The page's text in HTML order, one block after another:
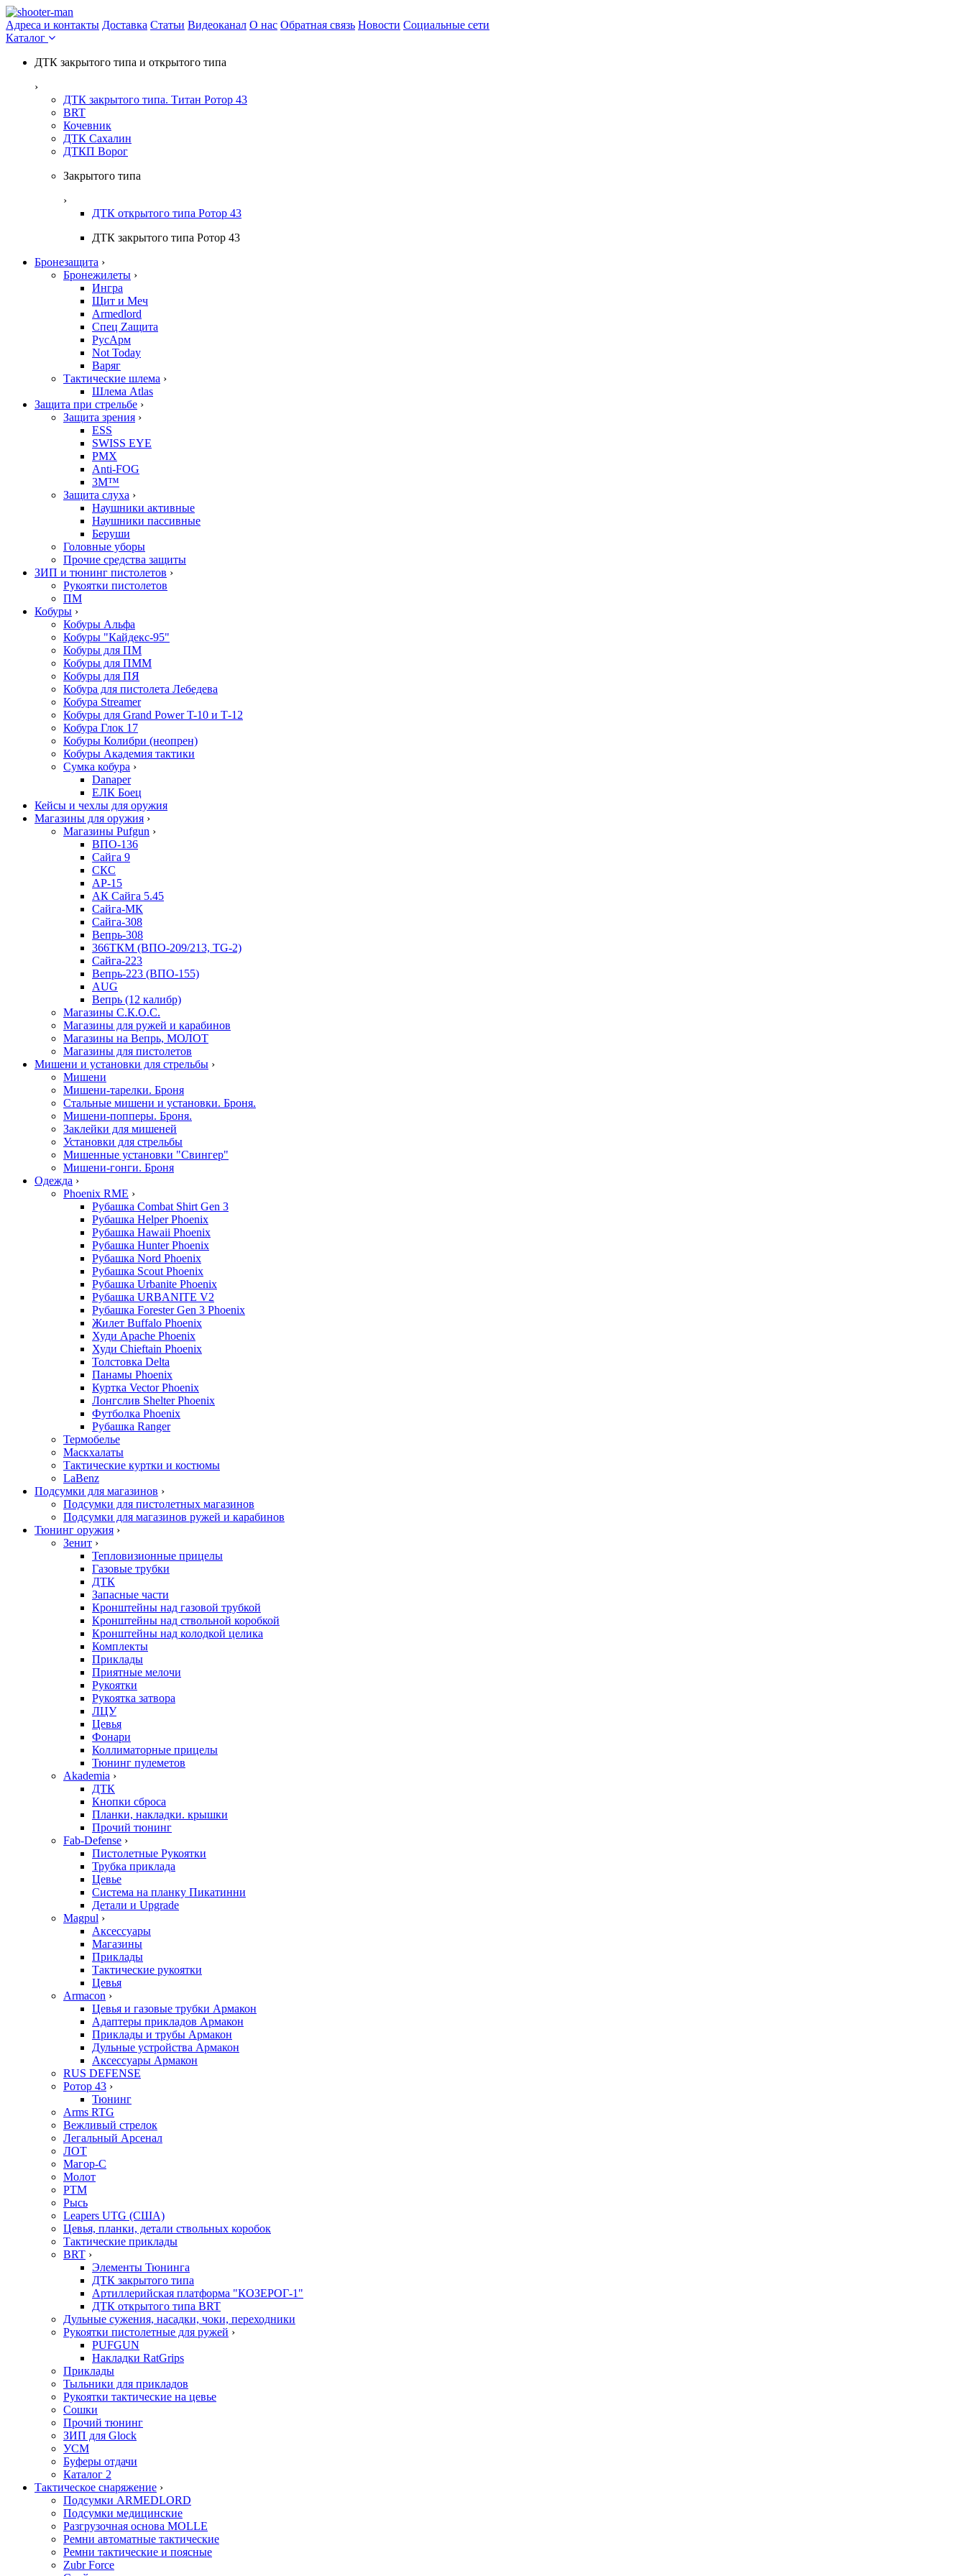
Адреса и контакты Доставка Статьи Видеоканал О нас Обратная связь Новости Социальные сети
Каталог
ДТК закрытого типа и открытого типа
›
ДТК закрытого типа. Титан Ротор 43
BRT
Кочевник
ДТК Сахалин
ДТКП Ворог
Закрытого типа
›
ДТК открытого типа Ротор 43
ДТК закрытого типа Ротор 43
Бронезащита ›
Бронежилеты ›
Ингра
Щит и Меч
Armedlord
Спец Zащита
РусАрм
Not Today
Варяг
Тактические шлема ›
Шлема Atlas
Защита при стрельбе ›
Защита зрения ›
ESS
SWISS EYE
PMX
Anti-FOG
3M™
Защита слуха ›
Наушники активные
Наушники пассивные
Беруши
Головные уборы
Прочие средства защиты
ЗИП и тюнинг пистолетов ›
Рукоятки пистолетов
ПМ
Кобуры ›
Кобуры Альфа
Кобуры "Кайдекс-95"
Кобуры для ПМ
Кобуры для ПММ
Кобуры для ПЯ
Кобура для пистолета Лебедева
Кобура Streamer
Кобуры для Grand Power T-10 и Т-12
Кобура Глок 17
Кобуры Колибри (неопрен)
Кобуры Академия тактики
Сумка кобура ›
Danaper
ЕЛК Боец
Кейсы и чехлы для оружия
Магазины для оружия ›
Магазины Pufgun ›
ВПО-136
Сайга 9
СКС
АР-15
АК Сайга 5.45
Сайга-МК
Сайга-308
Вепрь-308
366ТКМ (ВПО-209/213, TG-2)
Сайга-223
Вепрь-223 (ВПО-155)
AUG
Вепрь (12 калибр)
Магазины С.К.О.С.
Магазины для ружей и карабинов
Магазины на Вепрь, МОЛОТ
Магазины для пистолетов
Мишени и установки для стрельбы ›
Мишени
Мишени-тарелки. Броня
Стальные мишени и установки. Броня.
Мишени-попперы. Броня.
Заклейки для мишеней
Установки для стрельбы
Мишенные установки "Свингер"
Мишени-гонги. Броня
Одежда ›
Phoenix RME ›
Рубашка Combat Shirt Gen 3
Рубашка Helper Phoenix
Рубашка Hawaii Phoenix
Рубашка Hunter Phoenix
Рубашка Nord Phoenix
Рубашка Scout Phoenix
Рубашка Urbanite Phoenix
Рубашка URBANITE V2
Рубашка Forester Gen 3 Phoenix
Жилет Buffalo Phoenix
Худи Apache Phoenix
Худи Chieftain Phoenix
Толстовка Delta
Панамы Phoenix
Куртка Vector Phoenix
Лонгслив Shelter Phoenix
Футболка Phoenix
Рубашка Ranger
Термобелье
Маскхалаты
Тактические куртки и костюмы
LaBenz
Подсумки для магазинов ›
Подсумки для пистолетных магазинов
Подсумки для магазинов ружей и карабинов
Тюнинг оружия ›
Зенит ›
Тепловизионные прицелы
Газовые трубки
ДТК
Запасные части
Кронштейны над газовой трубкой
Кронштейны над ствольной коробкой
Кронштейны над колодкой целика
Комплекты
Приклады
Приятные мелочи
Рукоятки
Рукоятка затвора
ЛЦУ
Цевья
Фонари
Коллиматорные прицелы
Тюнинг пулеметов
Akademia ›
ДТК
Кнопки сброса
Планки, накладки. крышки
Прочий тюнинг
Fab-Defense ›
Пистолетные Рукоятки
Трубка приклада
Цевье
Система на планку Пикатинни
Детали и Upgrade
Magpul ›
Аксессуары
Магазины
Приклады
Тактические рукоятки
Цевья
Armacon ›
Цевья и газовые трубки Армакон
Адаптеры прикладов Армакон
Приклады и трубы Армакон
Дульные устройства Армакон
Аксессуары Армакон
RUS DEFENSE
Ротор 43 ›
Тюнинг
Arms RTG
Вежливый стрелок
Легальный Арсенал
ЛОТ
Магор-С
Молот
РТМ
Рысь
Leapers UTG (США)
Цевья, планки, детали ствольных коробок
Тактические приклады
BRT ›
Элементы Тюнинга
ДТК закрытого типа
Артиллерийская платформа "КОЗЕРОГ-1"
ДТК открытого типа BRT
Дульные сужения, насадки, чоки, переходники
Рукоятки пистолетные для ружей ›
PUFGUN
Накладки RatGrips
Приклады
Тыльники для прикладов
Рукоятки тактические на цевье
Сошки
Прочий тюнинг
ЗИП для Glock
УСМ
Буферы отдачи
Каталог 2
Тактическое снаряжение ›
Подсумки ARMEDLORD
Подсумки медицинские
Разгрузочная основа MOLLE
Ремни автоматные тактические
Ремни тактические и поясные
Zubr Force